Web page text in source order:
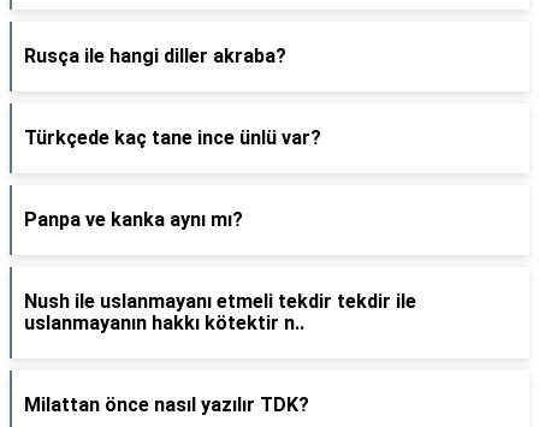
Rusça ile hangi diller akraba?
Türkçede kaç tane ince ünlü var?
Panpa ve kanka aynı mı?
Nush ile uslanmayanı etmeli tekdir tekdir ile
uslanmayanın hakkı kötektir n..
Milattan önce nasıl yazılır TDK?